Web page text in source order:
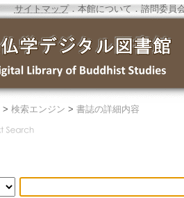
サイトマップ．本館について ． 諮問委員
> 検索エンジン > 書誌の詳細内容